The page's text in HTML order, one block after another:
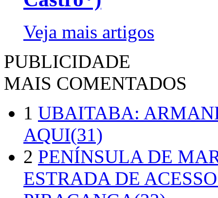
Veja mais artigos
PUBLICIDADE
MAIS COMENTADOS
1 UBAITABA:
AQUI(31)
2 PENÍNSULA DE
ESTRADA DE